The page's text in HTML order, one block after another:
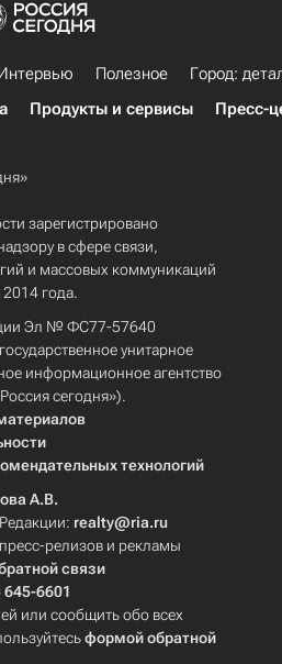
Полезное
Город:
Продукты и сервисы Пресс-
зарегистрировано
в сфере связи,
и массовых коммуникаций
года.
Эл № ФС77-57640
унитарное
информационное агентство
сегодня»).
технологий
А.В.
realty@ria.ru
релизов и рекламы
связи
645-6601
или сообщить обо всех
формой обратной